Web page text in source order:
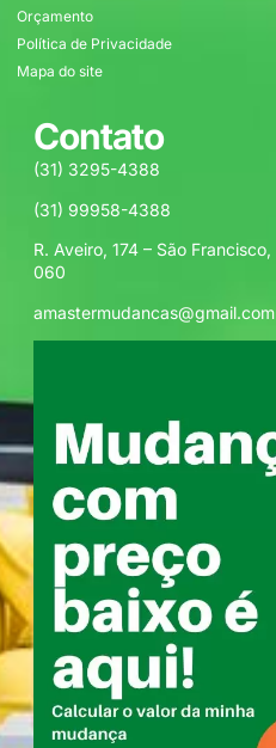
Orçamento
Política de Privacidade
Mapa do site
Contato
(31) 3295-4388
(31) 99958-4388
R. Aveiro, 174 – São
060
amastermudancas@gmail.com